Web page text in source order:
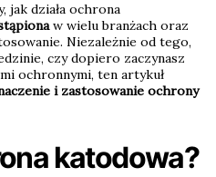
jak działa ochrona
w wielu branżach oraz
Niezależnie od tego,
czy dopiero zaczynasz
ochronnymi, ten artykuł
i zastosowanie ochrony
katodowa?